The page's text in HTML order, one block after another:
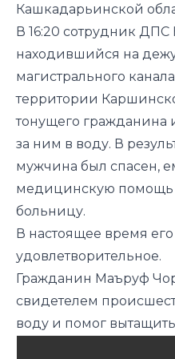
Кашкадарьинской
В 16:20 сотрудник
находившийся на
магистрального
территории
тонущего гражданина
за ним в воду. В
мужчина был спасен,
медицинскую помощь
больницу.
В настоящее время
удовлетворительное.
Гражданин Маъруф
свидетелем
воду и помог